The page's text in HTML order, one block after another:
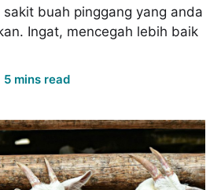
sakit buah pinggang yang anda
Ingat, mencegah lebih baik
5 mins read